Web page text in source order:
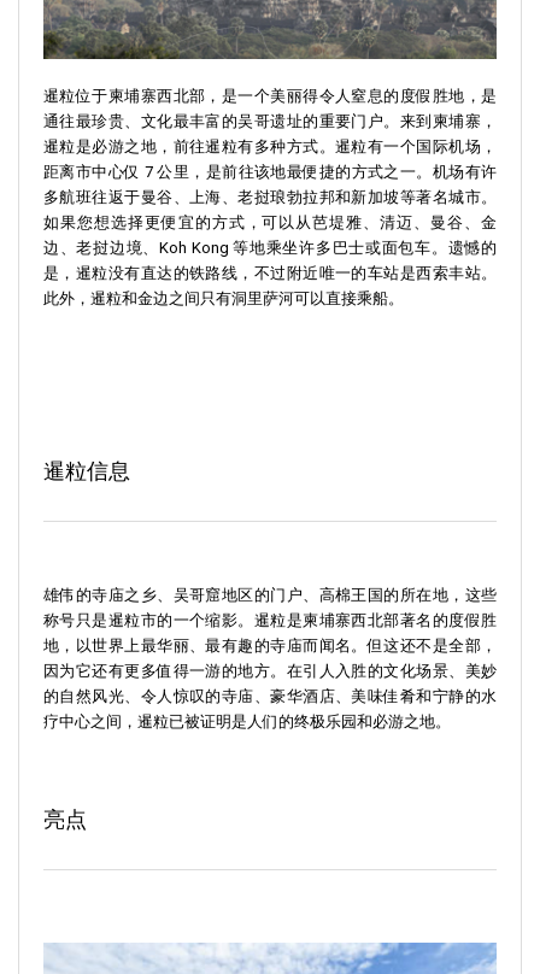
暹粒位于柬埔寨西北部，是一个美丽得令人窒息的度假胜地，是
通往最珍贵、文化最丰富的吴哥遗址的重要门户。来到柬埔寨，
暹粒是必游之地，前往暹粒有多种方式。暹粒有一个国际机场，
距离市中心仅 7 公里，是前往该地最便捷的方式之一。机场有许
多航班往返于曼谷、上海、老挝琅勃拉邦和新加坡等著名城市。
如果您想选择更便宜的方式，可以从芭堤雅、清迈、曼谷、金
边、老挝边境、Koh Kong 等地乘坐许多巴士或面包车。遗憾的
是，暹粒没有直达的铁路线，不过附近唯一的车站是西索丰站。
此外，暹粒和金边之间只有洞里萨河可以直接乘船。
暹粒信息
雄伟的寺庙之乡、吴哥窟地区的门户、高棉王国的所在地，这些
称号只是暹粒市的一个缩影。暹粒是柬埔寨西北部著名的度假胜
地，以世界上最华丽、最有趣的寺庙而闻名。但这还不是全部，
因为它还有更多值得一游的地方。在引人入胜的文化场景、美妙
的自然风光、令人惊叹的寺庙、豪华酒店、美味佳肴和宁静的水
疗中心之间，暹粒已被证明是人们的终极乐园和必游之地。
亮点